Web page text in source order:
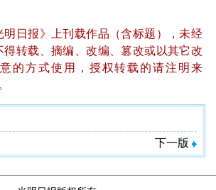
明日报》上刊载作品（含标题），未经
得转载、摘编、改编、篡改或以其它改
的方式使用，授权转载的请注明来
下一版